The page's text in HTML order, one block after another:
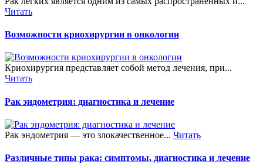
Читать
Возможности криохирургии в онкологии
Криохирургия представляет собой метод лечения, при...
Читать
Рак эндометрия: диагностика и лечение
Рак эндометрия — это злокачественное... Читать
Различные типы рака: симптомы, диагностика и лечение